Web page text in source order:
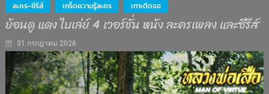
ละคร-ซีรีส์
เกร็ดความรู้ละคร เกาะติดจอ
ย้อนดู แดง ไบเล่ย์ 4 เวอร์ชั่น หนัง ละครเพลง และซีรีส์
31 กรกฎาคม 2026